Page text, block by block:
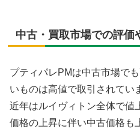
中古・買取市場での評価
プティパレPMは中古市場で
いものは高値で取引されてい
近年はルイヴィトン全体で値
価格の上昇に伴い中古価格も